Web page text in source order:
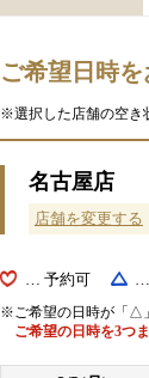
ご希望日時
※選択した店舗の空き
名古屋店
店舗を変更する
… 予約可 …
ご希望の日時が「△
ご希望の日時を3つ